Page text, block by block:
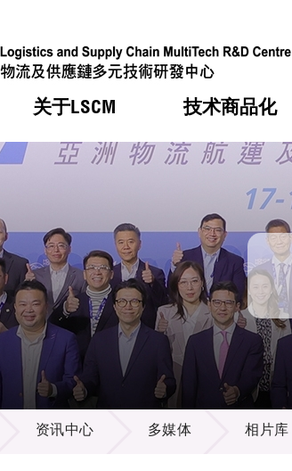
关于LSCM
机构简介
组织架构
组织架构
董事局
研究顾问
招标通告
技术商品化
服务
可获授权之技术
应用于公共服务之
重点项目
合作计划
资助计划
资助计划
税务优惠
申请
评审
征求研发项目计划书
项目资料库
活动
奖项
新闻中心
媒体报导
新闻稿
资讯中心
多媒体
出版刊物
会籍及服务
会员列表
会员登入
资讯中心 多媒体 相片库